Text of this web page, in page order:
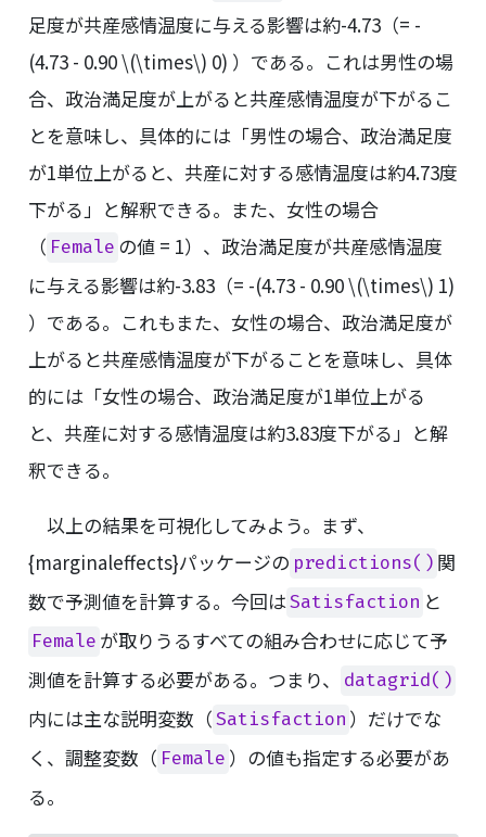
足度が共産感情温度に与える影響は約-4.73（= -
(4.73 - 0.90\(\times\) 0) ）である。これは男性の場
合、政治満足度が上がると共産感情温度が下がるこ
とを意味し、具体的には「男性の場合、政治満足度
が1単位上がると、共産に対する感情温度は約4.73度
下がる」と解釈できる。また、女性の場合
（ Female の値 = 1）、政治満足度が共産感情温度
に与える影響は約-3.83（= -(4.73 - 0.90\(\times\) 1)
）である。これもまた、女性の場合、政治満足度が
上がると共産感情温度が下がることを意味し、具体
的には「女性の場合、政治満足度が1単位上がる
と、共産に対する感情温度は約3.83度下がる」と解
釈できる。
以上の結果を可視化してみよう。まず、
{marginaleffects}パッケージの predictions() 関
数で予測値を計算する。今回はSatisfaction と
Female が取りうるすべての組み合わせに応じて予
測値を計算する必要がある。つまり、
datagrid()
内には主な説明変数（Satisfaction ）だけでな
く、調整変数（ Female ）の値も指定する必要があ
る。